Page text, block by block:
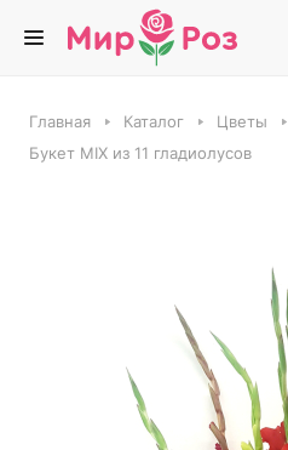
Главная Каталог Цветы
Букет MIX из 11 гладиолусов